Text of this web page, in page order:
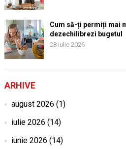
Cum să-ți permiți mai
dezechilibrezi bugetul
28 iulie 2026
ARHIVE
august 2026 (1)
iulie 2026 (14)
iunie 2026 (14)